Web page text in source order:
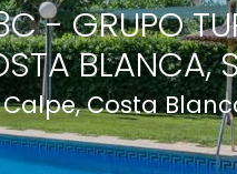
- GRUPO
BLANCA,
Costa